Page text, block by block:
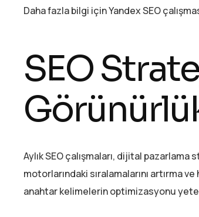
Daha fazla bilgi için Yandex SEO
SEO
Aylık SEO çalışmaları, dijital
motorlarındaki sıralamalarını artırma
anahtar kelimelerin optimizasyonu